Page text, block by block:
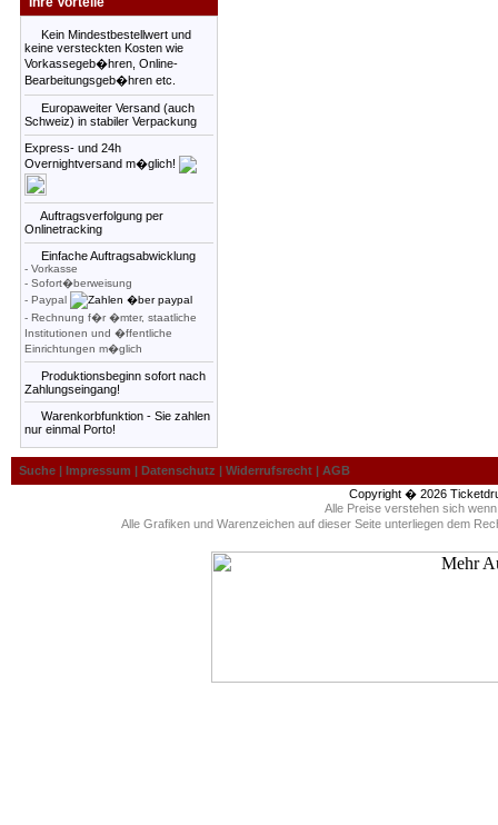
Kein Mindestbestellwert und
keine versteckten Kosten wie
Vorkassegeb�hren, Online-
Bearbeitungsgeb�hren etc.
Europaweiter Versand (auch
Schweiz) in stabiler Verpackung
Express- und 24h
Overnightversand m�glich!
Auftragsverfolgung per
Onlinetracking
Einfache Auftragsabwicklung
- Vorkasse
- Sofort�berweisung
- Paypal
- Rechnung f�r �mter, staatliche
Institutionen und �ffentliche
Einrichtungen m�glich
Produktionsbeginn sofort nach
Zahlungseingang!
Warenkorbfunktion - Sie zahlen
nur einmal Porto!
Suche | Impressum | Datenschutz | Widerrufsrecht | AGB
Copyright � 2026
Alle Preise verstehen sich
Alle Grafiken und Warenzeichen auf dieser Seite unterliegen dem